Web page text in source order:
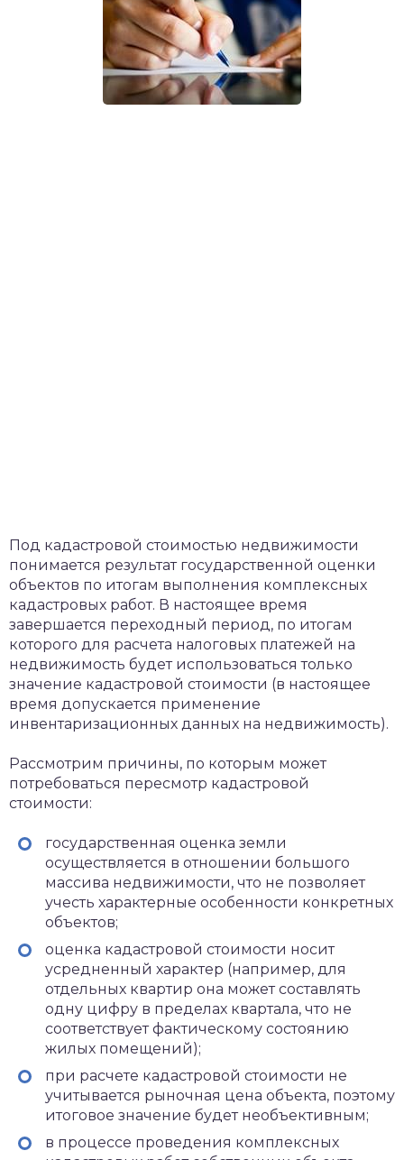
Под кадастровой стоимостью недвижимости
понимается результат государственной оценки
объектов по итогам выполнения комплексных
кадастровых работ. В настоящее время
завершается переходный период, по итогам
которого для расчета налоговых платежей на
недвижимость будет использоваться только
значение кадастровой стоимости (в настоящее
время допускается применение
инвентаризационных данных на недвижимость).
Рассмотрим причины, по которым может
потребоваться пересмотр кадастровой
стоимости:
государственная оценка земли
осуществляется в отношении большого
массива недвижимости, что не позволяет
учесть характерные особенности конкретных
объектов;
оценка кадастровой стоимости носит
усредненный характер (например, для
отдельных квартир она может составлять
одну цифру в пределах квартала, что не
соответствует фактическому состоянию
жилых помещений);
при расчете кадастровой стоимости не
учитывается рыночная цена объекта, поэтому
итоговое значение будет необъективным;
в процессе проведения комплексных